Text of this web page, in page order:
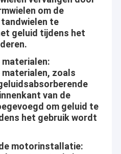
om de
te
geluid tijdens het
:
zoals
van de
om geluid te
het gebruik wordt
motorinstallatie:
vele industrieën. Onze
erkend en vertrouwd op door
aan veranderende
voldoen. Wij heten nieuwe
van het leven welkom om ons
Technologie zich dag aan dag
Automatisering in het leven,
rond, zoals huishouden,